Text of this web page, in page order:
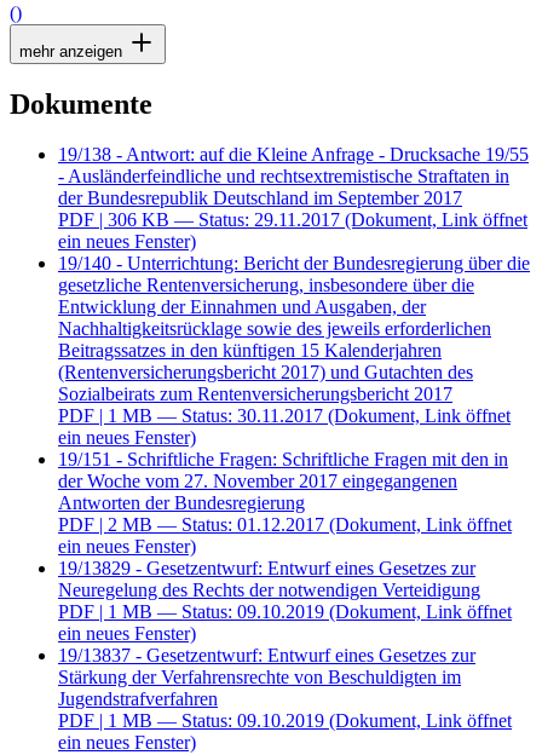
()
mehr anzeigen
Dokumente
19/138 - Antwort: auf die Kleine Anfrage - Drucksache 19/55
- Ausländerfeindliche und rechtsextremistische Straftaten in
der Bundesrepublik Deutschland im September 2017
PDF | 306 KB — Status: 29.11.2017 (Dokument, Link öffnet
ein neues Fenster)
19/140 - Unterrichtung: Bericht der Bundesregierung über die
gesetzliche Rentenversicherung, insbesondere über die
Entwicklung der Einnahmen und Ausgaben, der
Nachhaltigkeitsrücklage sowie des jeweils erforderlichen
Beitragssatzes in den künftigen 15 Kalenderjahren
(Rentenversicherungsbericht 2017) und Gutachten des
Sozialbeirats zum Rentenversicherungsbericht 2017
PDF | 1 MB — Status: 30.11.2017 (Dokument, Link öffnet
ein neues Fenster)
19/151 - Schriftliche Fragen: Schriftliche Fragen mit den in
der Woche vom 27. November 2017 eingegangenen
Antworten der Bundesregierung
PDF | 2 MB — Status: 01.12.2017 (Dokument, Link öffnet
ein neues Fenster)
19/13829 - Gesetzentwurf: Entwurf eines Gesetzes zur
Neuregelung des Rechts der notwendigen Verteidigung
PDF | 1 MB — Status: 09.10.2019 (Dokument, Link öffnet
ein neues Fenster)
19/13837 - Gesetzentwurf: Entwurf eines Gesetzes zur
Stärkung der Verfahrensrechte von Beschuldigten im
Jugendstrafverfahren
PDF | 1 MB — Status: 09.10.2019 (Dokument, Link öffnet
ein neues Fenster)